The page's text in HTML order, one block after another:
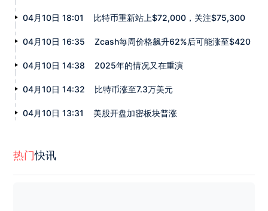
04月10日 18:01 比特币重新站上$72,000，关注$75,300
04月10日 16:35 Zcash每周价格飙升62%后可能涨至$420
04月10日 14:38 2025年的情况又在重演
04月10日 14:32 比特币涨至7.3万美元
04月10日 13:31 美股开盘加密板块普涨
热门快讯